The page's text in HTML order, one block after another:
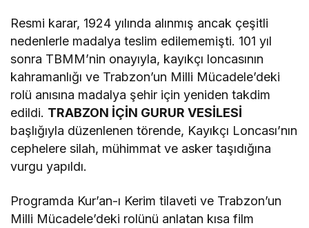
Resmi karar, 1924 yılında alınmış ancak çeşitli
nedenlerle madalya teslim edilememişti. 101 yıl
sonra TBMM’nin onayıyla, kayıkçı loncasının
kahramanlığı ve Trabzon’un Milli Mücadele’deki
rolü anısına madalya şehir için yeniden takdim
edildi. TRABZON İÇİN GURUR VESİLESİ
başlığıyla düzenlenen törende, Kayıkçı Loncası’nın
cephelere silah, mühimmat ve asker taşıdığına
vurgu yapıldı.
Programda Kur’an-ı Kerim tilaveti ve Trabzon’un
Milli Mücadele’deki rolünü anlatan kısa film